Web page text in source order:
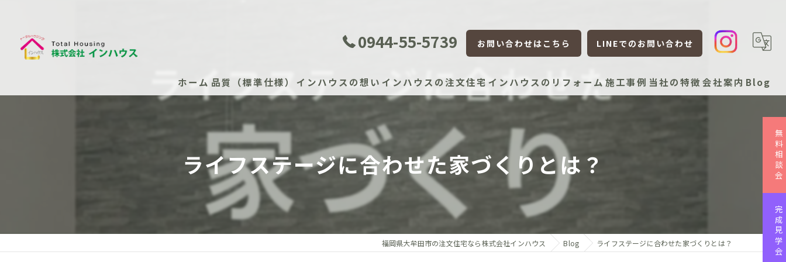
0944-55-5739 お問い合わせはこちら LINEでのお問い合わせ
ホーム 品質（標準仕様）
断熱性能
安心の保証体制
安心の保証制度
新築住宅かし保険（JIO）
インハウスの想い インハウスの注文住宅 インハウスのリフォーム 施工事例 当社の特徴 会社案内 Blog
ライフステージに合わせた家づくりとは？
福岡県大牟田市の注文住宅なら株式会社インハウス Blog ライフステージに合わせた家づくりとは？
無料相談会
完成見学会